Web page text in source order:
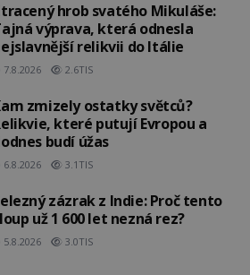
hrob svatého Mikuláše:
výprava, která odnesla
relikvii do Itálie
7.8.2026 2.6TIS
zmizely ostatky světců?
které putují Evropou a
budí úžas
6.8.2026 3.1TIS
zázrak z Indie: Proč tento
už 1 600 let nezná rez?
5.8.2026 3.0TIS